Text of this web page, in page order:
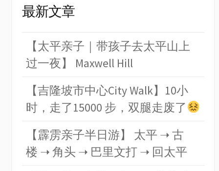
最新文章
【太平亲子｜带孩子去太平山上
过一夜】 Maxwell Hill
【吉隆坡市中心City Walk】10小
时，走了15000 步，双腿走废了
【霹雳亲子半日游】 太平 ➝ 古
楼 ➝ 角头 ➝ 巴里文打 ➝ 回太平